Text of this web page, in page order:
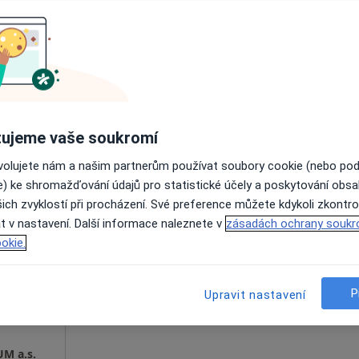
spol.
a.s.
Dnes Zítra Ne
9 Srpen
Po
10
Online rezervace termínu není k
vaše soukromí
nám a našim partnerům používat soubory cookie (nebo
ke shromažďování údajů pro statistické účely a poskytování
zvyklostí při procházení. Své preference můžete kdykoli
v nastavení. Další informace naleznete v zásadách ochrany
Upravit nastavení